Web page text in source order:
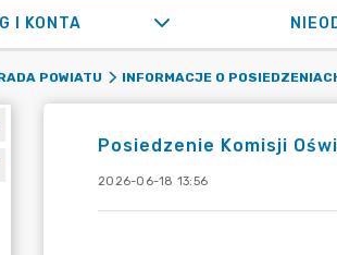
I KONTA
POWIATU INFORMACJE O
Posiedzenie Komisji
2026-06-18 13:56